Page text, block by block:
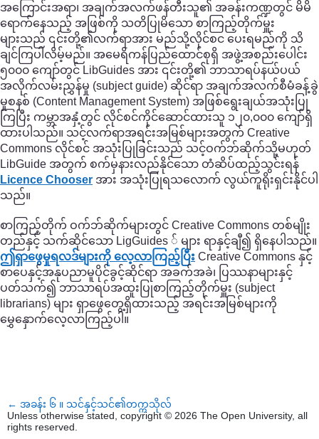
အကြောင်းအရာ၊ အချက်အလက်ဖန်တီးသူ၏ အခန်းကဏ္ဍတွင် မိမိ
ရောက်နေသည့် အဖြစ်ကို သတိပြုမိသော စာကြည့်တိုက်မှူး
များသည် ၎င်းတို့၏လက်ရာအား မည်သို့လိုင်စင ပေးရမည်ကို သိ
ချင်ကြပါလိမ့်မည်။ အမေရိကန်ပြည်ထောင်စုရှိ အဖွဲ့အစည်းပေါင်း
၅၀၀၀ ကျော်တွင် LibGuides အား ၎င်းတို့၏ ဘာသာရပ်နယ်ပယ်
အလိုက်လမ်းညွှန်မှု (subject guide) ဆိုင်ရာ အချက်အလက်စီမံခန့်ခွဲ
မှုစနစ် (Content Management System) အဖြစ်ရွေးချယ်အသုံးပြု
ကြပြီး ကမ္ဘာအနှံ့တွင် လိုင်စင်ကိုင်ဆောင်ထားသူ ၁၂၀,၀၀၀ ကျော်ရှိ
ထားပါသည်။ သင့်လက်ရာအရင်းအမြစ်များအတွက် Creative
Commons လိုင်စင် အသုံးပြုခြင်းသည် သင့်ဝက်ဘ်ဆိုက်သို့မဟုတ်
LibGuide အတွက် စက်မှနားလည်နိုင်သော တံဆိပ်ထည့်သွင်းရန်
Licence Chooser အား အသုံးပြုရသလောက် လွယ်ကူရိုးရှင်းနိုင်ပါ
သည်။
စာကြည့်တိုက် ဝက်ဘ်ဆိုက်များတွင် Creative Commons တစ်မျိုး
တည်နှင့် သက်ဆိုင်သော LigGuides ် များ ရာနှင့်ချီ၍ ရှိနေပါသည်။
ဤရှာဖွေမှုရလဒ်များကို လေ့လာကြည့်ပြီး Creative Commons နှင့်
စာပေနှင့်အနုပညာမူပိုင်ခွင့်ဆိုင်ရာ အခက်အခဲ၊ ပြဿနာများနှင့်
ပတ်သက်၍ ဘာသာရပ်အထူးပြုစာကြည့်တိုက်မှူး (subject
librarians) များ ရှာဖွေတွေ့ရှိထားသည့် အရင်းအမြစ်များကို
မွှေနှောက်လေ့လာကြည့်ပါ။
← အခန်း ၆ ။ သင်နှင့်သင်၏တက္ကသိုလ်
Unless otherwise stated, copyright © 2026 The Open University, all
rights reserved.